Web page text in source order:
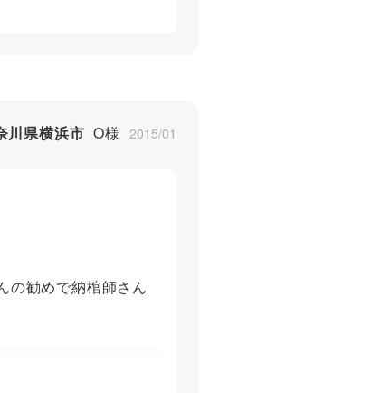
だいたことに感謝
川県横浜市 O様 2015/01
の勧めで納棺師さん